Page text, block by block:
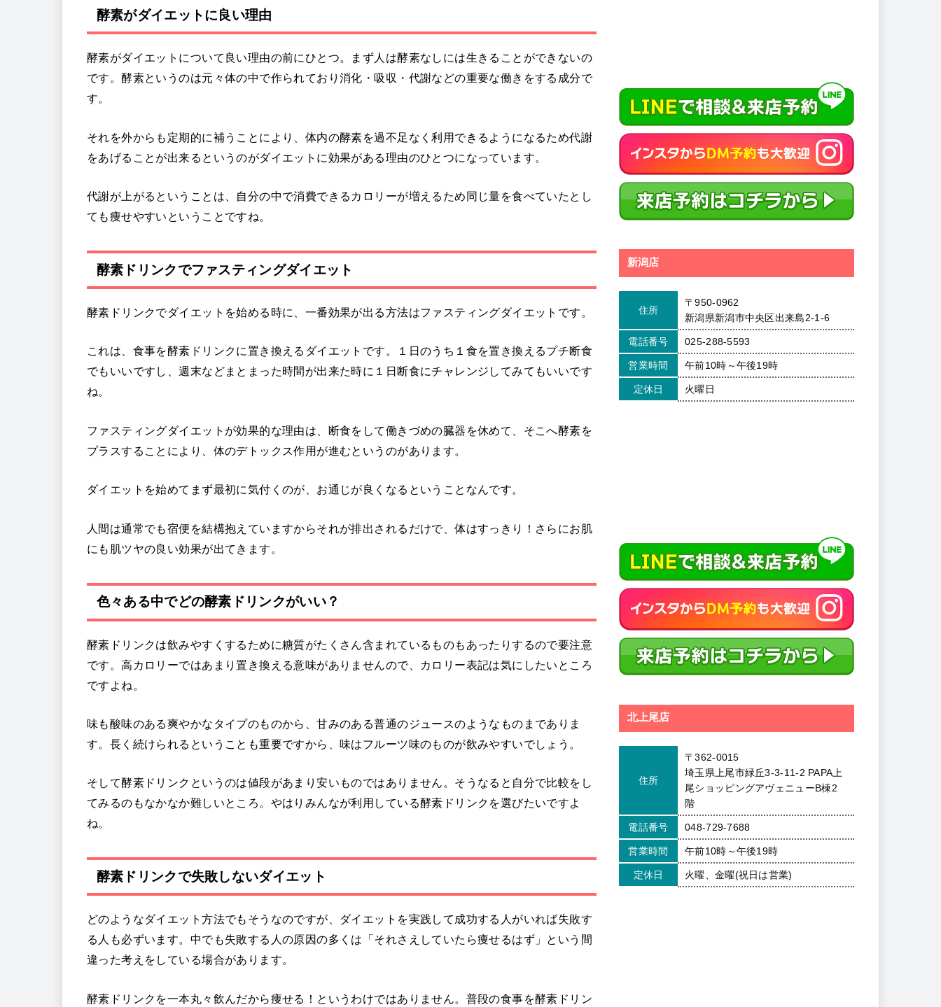
酵素がダイエットに良い理由
酵素がダイエットについて良い理由の前にひとつ。まず人は酵素なしには生きることができないの
です。酵素というのは元々体の中で作られており消化・吸収・代謝などの重要な働きをする成分で
す。
それを外からも定期的に補うことにより、体内の酵素を過不足なく利用できるようになるため代謝
をあげることが出来るというのがダイエットに効果がある理由のひとつになっています。
代謝が上がるということは、自分の中で消費できるカロリーが増えるため同じ量を食べていたとし
ても痩せやすいということですね。
酵素ドリンクでファスティングダイエット
酵素ドリンクでダイエットを始める時に、一番効果が出る方法はファスティングダイエットです。
これは、食事を酵素ドリンクに置き換えるダイエットです。１日のうち１食を置き換えるプチ断食
でもいいですし、週末などまとまった時間が出来た時に１日断食にチャレンジしてみてもいいです
ね。
ファスティングダイエットが効果的な理由は、断食をして働きづめの臓器を休めて、そこへ酵素を
プラスすることにより、体のデトックス作用が進むというのがあります。
ダイエットを始めてまず最初に気付くのが、お通じが良くなるということなんです。
人間は通常でも宿便を結構抱えていますからそれが排出されるだけで、体はすっきり！さらにお肌
にも肌ツヤの良い効果が出てきます。
色々ある中でどの酵素ドリンクがいい？
酵素ドリンクは飲みやすくするために糖質がたくさん含まれているものもあったりするので要注意
です。高カロリーではあまり置き換える意味がありませんので、カロリー表記は気にしたいところ
ですよね。
味も酸味のある爽やかなタイプのものから、甘みのある普通のジュースのようなものまでありま
す。長く続けられるということも重要ですから、味はフルーツ味のものが飲みやすいでしょう。
そして酵素ドリンクというのは値段があまり安いものではありません。そうなると自分で比較をし
てみるのもなかなか難しいところ。やはりみんなが利用している酵素ドリンクを選びたいですよ
ね。
酵素ドリンクで失敗しないダイエット
どのようなダイエット方法でもそうなのですが、ダイエットを実践して成功する人がいれば失敗す
る人も必ずいます。中でも失敗する人の原因の多くは「それさえしていたら痩せるはず」という間
違った考えをしている場合があります。
酵素ドリンクを一本丸々飲んだから痩せる！というわけではありません。普段の食事を酵素ドリン
新潟店
住所
〒950-0962
新潟県新潟市中央区出来島2-1-6
電話番号 025-288-5593
営業時間 午前10時～午後19時
定休日 火曜日
北上尾店
住所
〒362-0015
埼玉県上尾市緑丘3-3-11-2 PAPA上
尾ショッピングアヴェニューB棟2
階
電話番号 048-729-7688
営業時間 午前10時～午後19時
定休日 火曜、金曜(祝日は営業)